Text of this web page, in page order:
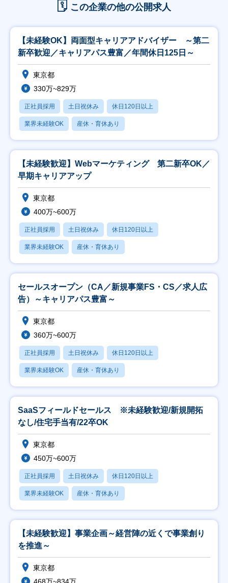
この企業の他の公開求人
【未経験OK】両面型キャリアアドバイザー ～第二
新卒歓迎／キャリアパス豊富／年間休日125日～
東京都
330万~829万
正社員採用 土日祝休み 休日120日以上
業界未経験OK 産休・育休あり
【未経験歓迎】Webマーケティング 第二新卒OK／
早期キャリアアップ
東京都
400万~600万
正社員採用 土日祝休み 休日120日以上
業界未経験OK 産休・育休あり
セールスオープン（CA／新規事業FS・CS／求人広
告）～キャリアパス豊富～
東京都
360万~600万
正社員採用 土日祝休み 休日120日以上
業界未経験OK 産休・育休あり
SaaSフィールドセールス ※未経験歓迎/新規開拓
なし/住宅手当有/22卒OK
東京都
450万~600万
正社員採用 土日祝休み 休日120日以上
業界未経験OK 産休・育休あり
【未経験歓迎】事業企画～経営陣の近くで事業創り
を推進～
東京都